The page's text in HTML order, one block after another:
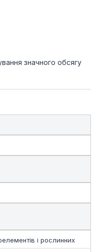
значного обсягу
і рослинних